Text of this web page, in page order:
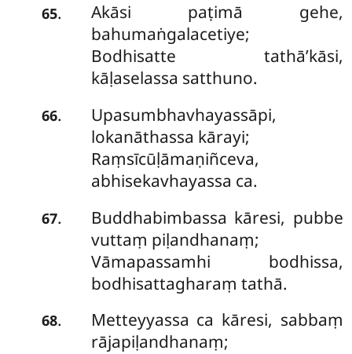
65.
Akāsi paṭimā gehe,
bahumaṅgalacetiye;
Bodhisatte tathā’kāsi,
kāḷaselassa satthuno.
66.
Upasumbhavhayassāpi,
lokanāthassa kārayi;
Raṃsīcūḷāmaṇiñceva,
abhisekavhayassa ca.
67.
Buddhabimbassa kāresi, pubbe
vuttaṃ piḷandhanaṃ;
Vāmapassamhi bodhissa,
bodhisattagharaṃ tathā.
68.
Metteyyassa ca kāresi, sabbaṃ
rājapiḷandhanaṃ;